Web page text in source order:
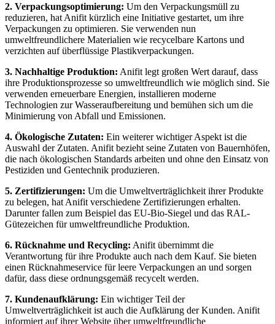
2. Verpackungsoptimierung: Um den Verpackungsmüll ⁣zu
reduzieren, hat Anifit kürzlich eine Initiative gestartet, ⁢um ihre
Verpackungen zu⁣ optimieren.‌ Sie verwenden​ nun
umweltfreundlichere Materialien ‍wie recycelbare Kartons und
verzichten ‍auf überflüssige Plastikverpackungen.
3. Nachhaltige Produktion: ⁢Anifit legt großen Wert darauf, dass
ihre Produktionsprozesse so ​umweltfreundlich wie möglich ‍sind. ‌Sie
verwenden ⁤erneuerbare⁣ Energien, ⁣installieren moderne ​
Technologien zur Wasseraufbereitung und⁤ bemühen sich um die
‍Minimierung von Abfall und Emissionen.
4.‍ Ökologische Zutaten: Ein​ weiterer​ wichtiger Aspekt ist‌ die
⁤Auswahl⁣ der Zutaten. Anifit bezieht seine ⁣Zutaten von Bauernhöfen,
die nach ökologischen‌ Standards⁣ arbeiten und ohne‌ den Einsatz von
Pestiziden und Gentechnik produzieren.
5. Zertifizierungen: ‍Um die‌ Umweltverträglichkeit ihrer Produkte
⁣zu belegen,​ hat⁤ Anifit verschiedene Zertifizierungen erhalten.
Darunter fallen⁣ zum Beispiel⁣ das EU-Bio-Siegel und das RAL-
Gütezeichen für umweltfreundliche Produktion.
6. Rücknahme und Recycling: Anifit ‌übernimmt‌ die⁤
Verantwortung für ihre ⁣Produkte ⁣auch nach dem⁣ Kauf. Sie bieten
einen Rücknahmeservice für leere Verpackungen an und sorgen
dafür, dass‌ diese ordnungsgemäß recycelt werden.
7.‍ Kundenaufklärung: Ein wichtiger Teil der
⁣Umweltverträglichkeit ​ist auch die Aufklärung der Kunden. Anifit
informiert ​auf ihrer Website⁤ über umweltfreundliche